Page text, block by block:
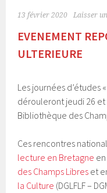
13 février 2020 Laisser
EVENEMENT
ULTERIEURE
Les journées d’études
dérouleront jeudi 26 et
Bibliothèque des
Ces rencontres
lecture en Bretagne
des Champs Libres et
la Culture (DGLFLF –